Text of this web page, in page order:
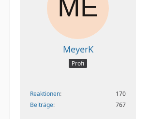
MeyerK
Profi
Reaktionen
170
Beiträge
767